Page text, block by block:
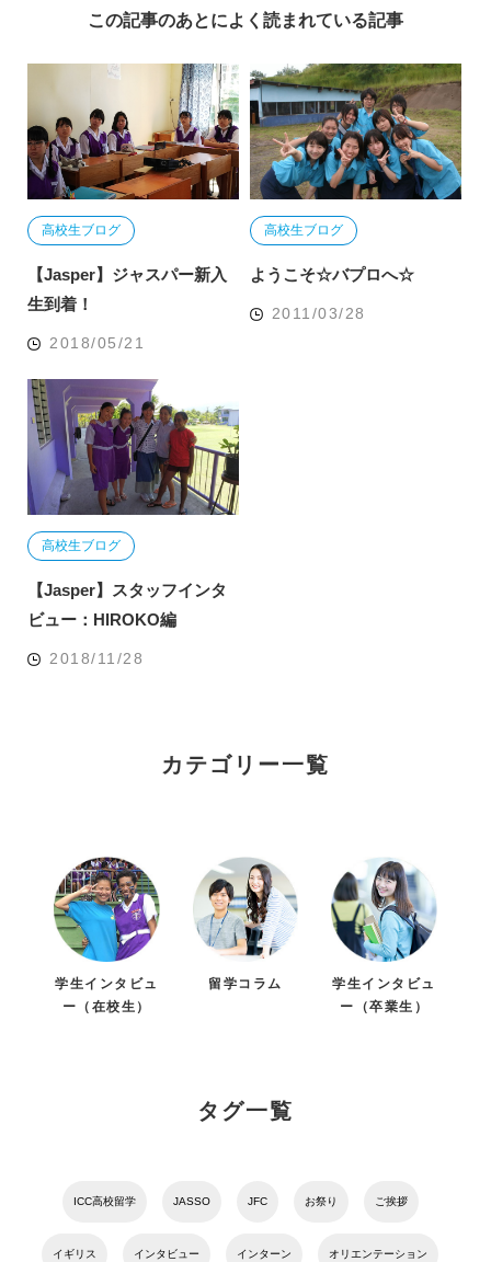
この記事のあとによく読まれている記事
高校生ブログ
【Jasper】ジャスパー新入
生到着！
2018/05/21
高校生ブログ
ようこそ☆バプロへ☆
2011/03/28
高校生ブログ
【Jasper】スタッフインタ
ビュー：HIROKO編
2018/11/28
カテゴリー一覧
学生インタビュ
ー（在校生）
留学コラム
学生インタビュ
ー（卒業生）
タグ一覧
ICC高校留学 JASSO JFC お祭り ご挨拶
イギリス インタビュー インターン オリエンテーション